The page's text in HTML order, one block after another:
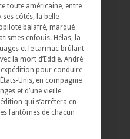
toute américaine, entre
côtés, la belle
balafré, marqué
enfouis. Hélas, la
et le tarmac brûlant
la mort d’Eddie. André
pour conduire
Unis, en compagnie
et d’une vieille
qui s’arrêtera en
fantômes de chacun